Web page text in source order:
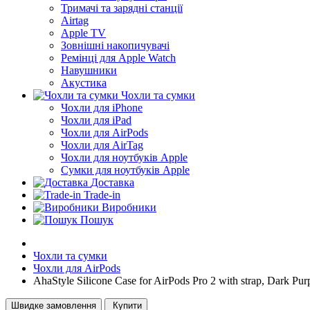
Тримачі та зарядні станції
Airtag
Apple TV
Зовнішні накопичувачі
Ремінці для Apple Watch
Навушники
Акустика
Чохли та сумки
Чохли для iPhone
Чохли для iPad
Чохли для AirPods
Чохли для AirTag
Чохли для ноутбуків Apple
Сумки для ноутбуків Apple
Доставка
Trade-in
Виробники
Пошук
Чохли та сумки
Чохли для AirPods
AhaStyle Silicone Case for AirPods Pro 2 with strap, Dark
Швидке замовлення Купити